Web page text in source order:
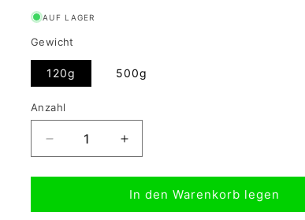
AUF LAGER
Gewicht
120g 500g
Anzahl
Verringere
die
Menge
Schulkreide
Erhöhe
die
Menge
für
Schulkreide
In den Warenkorb legen